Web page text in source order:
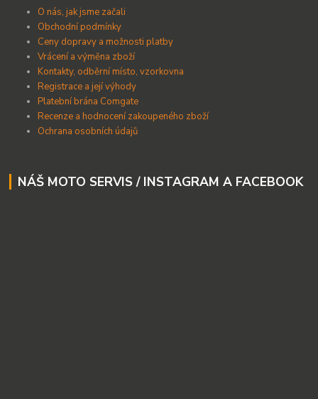
O nás, jak jsme začali
Obchodní podmínky
Ceny dopravy a možnosti platby
Vrácení a výměna zboží
Kontakty, odběrní místo, vzorkovna
Registrace a její výhody
Platební brána Comgate
Recenze a hodnocení zakoupeného zboží
Ochrana osobních údajů
NÁŠ MOTO SERVIS / INSTAGRAM A FACEBOOK